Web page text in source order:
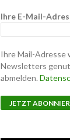
Ihre E-Mail-
Ihre Mail-Adresse
Newsletters
abmelden.